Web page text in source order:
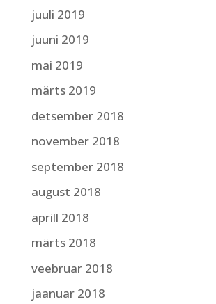
juuli 2019
juuni 2019
mai 2019
märts 2019
detsember 2018
november 2018
september 2018
august 2018
aprill 2018
märts 2018
veebruar 2018
jaanuar 2018